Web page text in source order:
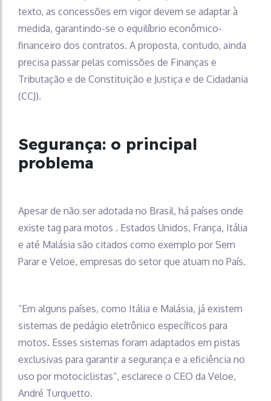
texto, as concessões em vigor devem se adaptar à
medida, garantindo-se o equilíbrio econômico-
financeiro dos contratos. A proposta, contudo, ainda
precisa passar pelas comissões de Finanças e
Tributação e de Constituição e Justiça e de Cidadania
(CCJ).
Segurança: o principal
problema
Apesar de não ser adotada no Brasil, há países onde
existe tag para motos . Estados Unidos, França, Itália
e até Malásia são citados como exemplo por Sem
Parar e Veloe, empresas do setor que atuam no País.
“Em alguns países, como Itália e Malásia, já existem
sistemas de pedágio eletrônico específicos para
motos. Esses sistemas foram adaptados em pistas
exclusivas para garantir a segurança e a eficiência no
uso por motociclistas”, esclarece o CEO da Veloe,
André Turquetto.